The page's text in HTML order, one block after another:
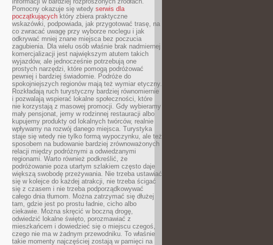
Pomocny okazuje się wtedy serwis dla
początkujących który zbiera praktyczne
wskazówki, podpowiada, jak przygotować trasę, na
co zwracać uwagę przy wyborze noclegu i jak
odkrywać mniej znane miejsca bez poczucia
zagubienia. Dla wielu osób właśnie brak nadmiernej
komercjalizacji jest największym atutem takich
wyjazdów, ale jednocześnie potrzebują one
prostych narzędzi, które pomogą podróżować
pewniej i bardziej świadomie. Podróże do
spokojniejszych regionów mają też wymiar etyczny.
Rozkładają ruch turystyczny bardziej równomiernie
i pozwalają wspierać lokalne społeczności, które
nie korzystają z masowej promocji. Gdy wybieramy
mały pensjonat, jemy w rodzinnej restauracji albo
kupujemy produkty od lokalnych twórców, realnie
wpływamy na rozwój danego miejsca. Turystyka
staje się wtedy nie tylko formą wypoczynku, ale też
sposobem na budowanie bardziej zrównoważonych
relacji między podróżnymi a odwiedzanymi
regionami. Warto również podkreślić, że
podróżowanie poza utartym szlakiem często daje
większą swobodę przeżywania. Nie trzeba ustawiać
się w kolejce do każdej atrakcji, nie trzeba ścigać
się z czasem i nie trzeba podporządkowywać
całego dnia tłumom. Można zatrzymać się dłużej
tam, gdzie jest po prostu ładnie, cicho albo
ciekawie. Można skręcić w boczną drogę,
odwiedzić lokalne święto, porozmawiać z
mieszkańcem i dowiedzieć się o miejscu czegoś,
czego nie ma w żadnym przewodniku. To właśnie
takie momenty najczęściej zostają w pamięci na